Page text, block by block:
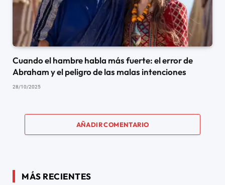
Cuando el hambre habla más fuerte: el error de
Abraham y el peligro de las malas intenciones
28/10/2025
AÑADIR COMENTARIO
MÁS RECIENTES